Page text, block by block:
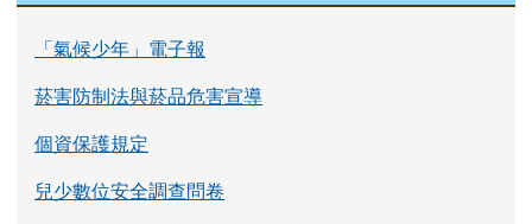
「氣候少年」電子報
菸害防制法與菸品危害宣導
個資保護規定
兒少數位安全調查問卷